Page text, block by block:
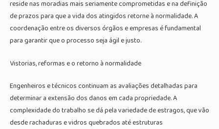
reside nas moradias mais seriamente comprometidas e na definição
de prazos para que a vida dos atingidos retorne à normalidade. A
coordenação entre os diversos órgãos e empresas é fundamental
para garantir que o processo seja ágil e justo.
Vistorias, reformas e o retorno à normalidade
Engenheiros e técnicos continuam as avaliações detalhadas para
determinar a extensão dos danos em cada propriedade. A
complexidade do trabalho se dá pela variedade de estragos, que vão
desde rachaduras e vidros quebrados até estruturas